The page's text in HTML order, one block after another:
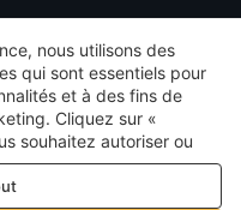
France
nous utilisons des
qui sont essentiels pour
et à des fins de
Cliquez sur «
souhaitez autoriser ou
d’analyse et
notre